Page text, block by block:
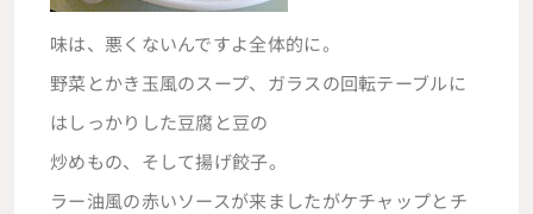
味は、悪くないんですよ全体的に。
野菜とかき玉風のスープ、ガラスの回転テーブルに
はしっかりした豆腐と豆の
炒めもの、そして揚げ餃子。
ラー油風の赤いソースが来ましたがケチャップとチ